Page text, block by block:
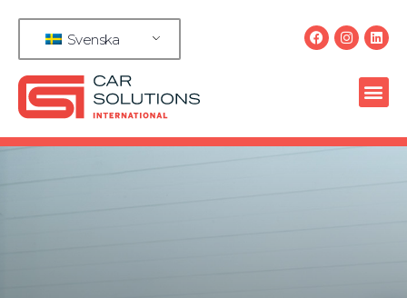
Svenska